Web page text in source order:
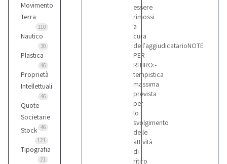
Movimento
Terra
110
Nautico
30
Plastica
46
Proprietà
Intellettuali
46
Quote
Societarie
46
Stock
121
Tipografia
21
essere
rimossi
a
cura
dell'aggiudicatarioNOTE
PER
RITIRO:-
tempistica
massima
prevista
per
lo
svolgimento
delle
attività
di
ritiro